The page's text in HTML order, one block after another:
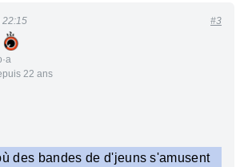
22 ans
22:15 #3
des bandes de d'jeuns s'amusent